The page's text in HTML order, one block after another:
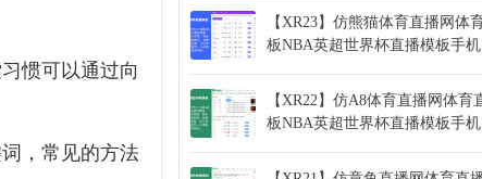
惯可以通过向
，常见的方法
【XR23】仿熊猫体育直播网体
板NBA英超世界杯直播模板手
【XR22】仿A8体育直播网体育
板NBA英超世界杯直播模板手